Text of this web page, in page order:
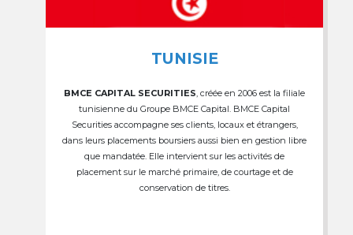
TUNISIE
BMCE CAPITAL SECURITIES , créée en 2006 est la filiale
tunisienne du Groupe BMCE Capital. BMCE Capital
Securities accompagne ses clients, locaux et étrangers,
dans leurs placements boursiers aussi bien en gestion libre
que mandatée. Elle intervient sur les activités de
placement sur le marché primaire, de courtage et de
conservation de titres.